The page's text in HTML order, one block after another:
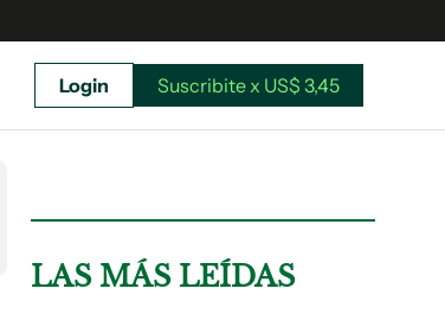
Login Suscribite x US$ 3,45
LAS MÁS LEÍDAS